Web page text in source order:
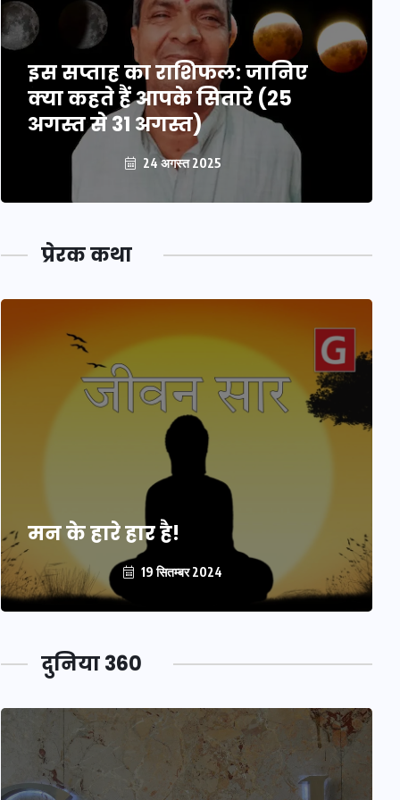
इस सप्ताह का राशिफल: जानिए
क्या कहते हैं आपके सितारे (25
अगस्त से 31 अगस्त)
24 अगस्त 2025
प्रेरक कथा
मन के हारे हार है!
19 सितम्बर 2024
दुनिया 360